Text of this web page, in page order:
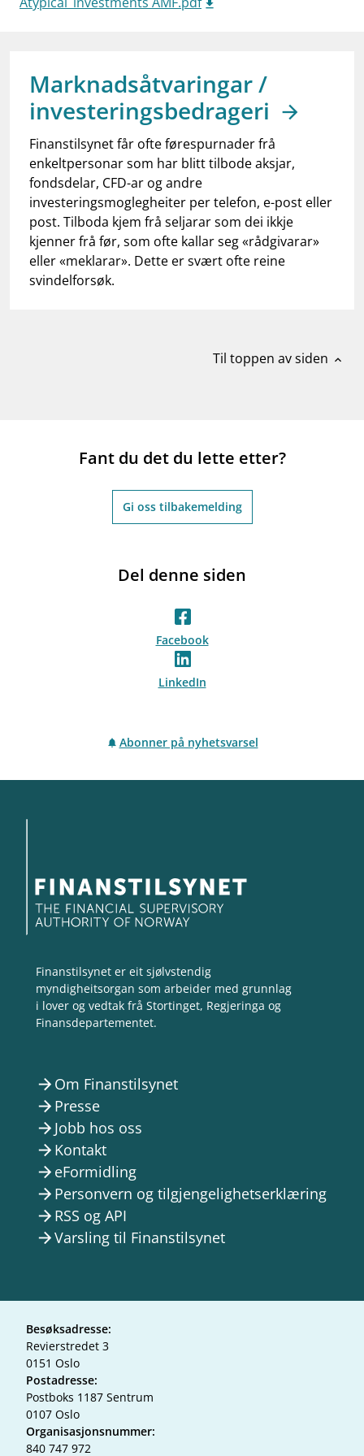
work_outlineJobb hos oss
notifications_noneAbonner på nyhetsvarsel
Marknadsåtvaringar /
investeringsbedrageri
Finanstilsynet får ofte førespurnader frå
enkeltpersonar som har blitt tilbode aksjar,
fondsdelar, CFD-ar og andre
investeringsmoglegheiter per telefon, e-post eller
post. Tilboda kjem frå seljarar som dei ikkje
kjenner frå før, som ofte kallar seg «rådgivarar»
eller «meklarar». Dette er svært ofte reine
svindelforsøk.
Til toppen av siden expand_less
Fant du det du lette etter?
Gi oss tilbakemelding
Del denne siden
Facebook
LinkedIn
Abonner på nyhetsvarsel
Finanstilsynet er eit sjølvstendig
myndigheitsorgan som arbeider med grunnlag
i lover og vedtak frå Stortinget, Regjeringa og
Finansdepartementet.
arrow_forward Om Finanstilsynet
arrow_forward Presse
arrow_forward Jobb hos oss
arrow_forward Kontakt
arrow_forward eFormidling
arrow_forward Personvern og tilgjengelighetserklæring
arrow_forward RSS og API
arrow_forwardVarsling til Finanstilsynet
Besøksadresse:
Revierstredet 3
0151 Oslo
Postadresse:
Postboks 1187 Sentrum
0107 Oslo
Organisasjonsnummer:
840 747 972